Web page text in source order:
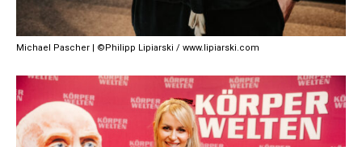
Michael Pascher | ©Philipp Lipiarski / www.lipiarski.com